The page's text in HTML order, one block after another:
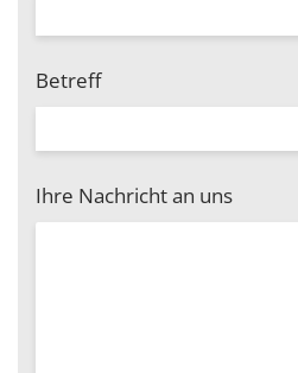
Betreff
Ihre Nachricht an uns